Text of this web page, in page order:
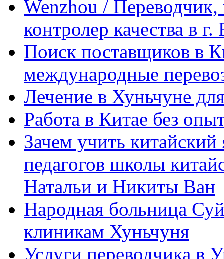
Wenzhou / Переводчик,
контролер качества в
Поиск поставщиков в
международные
Лечение в Хуньчуне
Работа в Китае без
Зачем учить
педагогов школы
Натальи и Никиты Ван
Народная больница
клиникам Хуньчуня
Услуги переводчика в